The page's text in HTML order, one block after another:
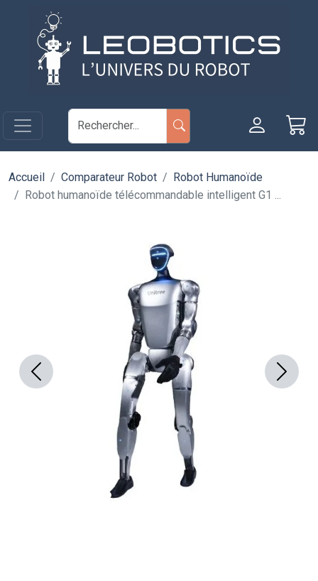
Aller au contenu principal
Accueil Comparateur Robot
Robot Humanoïde
Robot humanoïde télécommandable intelligent G1 ...
Previous Next
Panneau de gestion des cookies